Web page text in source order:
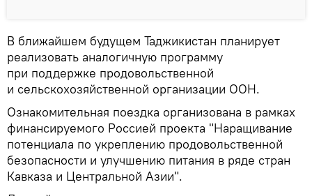
В ближайшем будущем Таджикистан планирует
реализовать аналогичную программу
при поддержке продовольственной
и сельскохозяйственной организации ООН.
Ознакомительная поездка организована в рамках
финансируемого Россией проекта "Наращивание
потенциала по укреплению продовольственной
безопасности и улучшению питания в ряде стран
Кавказа и Центральной Азии".